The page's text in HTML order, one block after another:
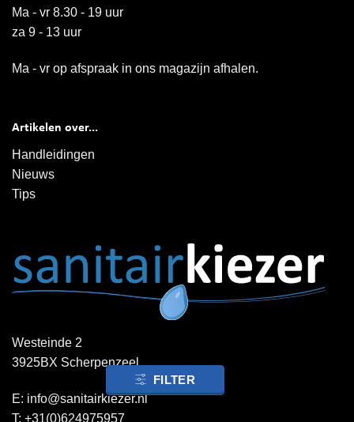
FILTER
FILTER
Ma - vr 8.30 - 19 uur
za 9 - 13 uur
Ma - vr op afspraak in ons magazijn afhalen.
Artikelen over...
Handleidingen
Nieuws
Tips
Westeinde 2
3925BX Scherpenzeel
E: info@sanitairkiezer.nl
T: +31(0)624975957